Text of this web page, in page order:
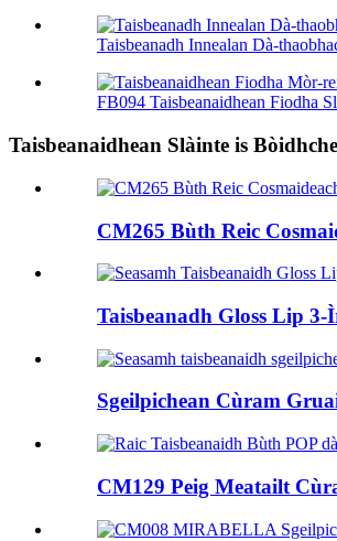
Taisbeanadh Innealan Dà-
FB094 Taisbeanaidhean Fiodha
Taisbeanaidhean Slàinte is
CM265 Bùth Reic
Taisbeanadh Gloss Lip
Sgeilpichean Cùram
CM129 Peig Meatailt